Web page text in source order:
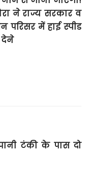
ने राज्य सरकार व
परिसर में हाई स्पीड
देने
टंकी के पास दो